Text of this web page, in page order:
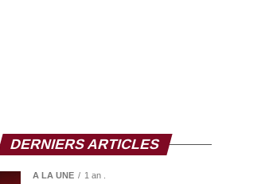
DERNIERS ARTICLES
A LA UNE 1 an .